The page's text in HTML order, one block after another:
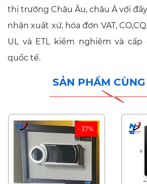
thị trường Châu Âu, châu Á với
nhận xuất xứ, hóa đơn VAT,
UL và ETL kiểm nghiệm và
quốc tế.
SẢN PHẨM
- 37%